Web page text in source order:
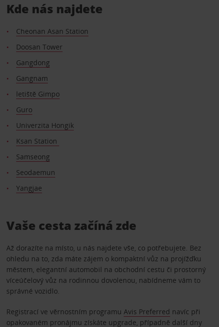
Kde nás najdete
Cheonan Asan Station
Doosan Tower
Gangdong
Gangnam
letiště Gimpo
Guro
Univerzita Hongik
Ksan Station
Samseong
Seodaemun
Yangjae
Vaše cesta začíná zde
Až dorazíte na místo, u nás najdete vše, co potřebujete. Bez
ohledu na to, zda máte zájem o kompaktní vůz na projížďku
městem, elegantní automobil na obchodní cestu či prostorný
víceúčelový vůz na rodinnou dovolenou, nabídneme vám to
správné vozidlo.
Registrací ve věrnostním programu Avis Preferred navíc při
opakovaném pronájmu získáte upgrade, případně další dny